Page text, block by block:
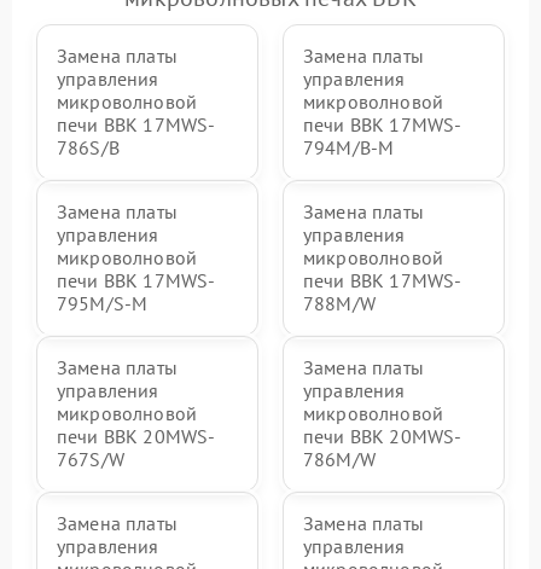
Замена платы
управления
микроволновой
печи BBK 17MWS-
786S/B
Замена платы
управления
микроволновой
печи BBK 17MWS-
794M/B-M
Замена платы
управления
микроволновой
печи BBK 17MWS-
795M/S-M
Замена платы
управления
микроволновой
печи BBK 17MWS-
788M/W
Замена платы
управления
микроволновой
печи BBK 20MWS-
767S/W
Замена платы
управления
микроволновой
печи BBK 20MWS-
786M/W
Замена платы
управления
Замена платы
управления